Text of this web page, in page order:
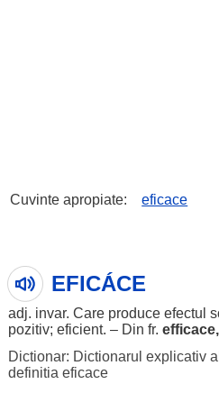
Cuvinte apropiate: eficace
EFICÁCE
adj. invar. Care produce efectul
pozitiv; eficient. – Din fr. efficace,
Dictionar: Dictionarul explicativ
definitia eficace